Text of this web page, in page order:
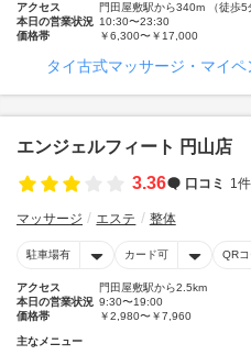
アクセス
門田屋敷駅から340m （徒歩5
本日の営業状況 10:30〜23:30
価格帯
￥6,300〜￥17,000
タイ古式マッサージ・マイ
エンジェルフィート 円山店
3.36
口コミ 1件
マッサージ エステ 整体
駐車場有 カード可 QR
アクセス
門田屋敷駅から2.5km
本日の営業状況 9:30〜19:00
価格帯
￥2,980〜￥7,960
主なメニュー